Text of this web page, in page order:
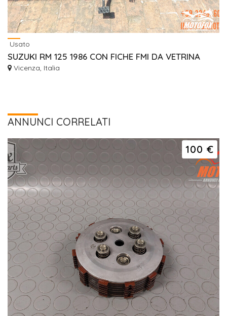
Usato
SUZUKI RM 125 1986 CON FICHE FMI DA VETRINA
Vicenza, Italia
ANNUNCI CORRELATI
100 €